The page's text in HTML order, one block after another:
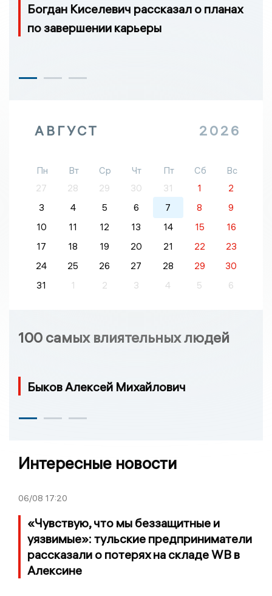
Богдан Киселевич рассказал о планах
по завершении карьеры
АВГУСТ 2026
Пн Вт Ср Чт Пт Сб
Вс
27
28 29 30 31 1
2
3
4 5 6 7 8
9
10
11 12 13 14 15
16
17
18 19 20 21 22
23
24
25 26 27 28 29
30
31
1 2 3 4 5 6
100 самых влиятельных людей
Быков Алексей Михайлович
Интересные новости
06/08 17:20
«Чувствую, что мы беззащитные и
уязвимые»: тульские предприниматели
рассказали о потерях на складе WB в
Алексине